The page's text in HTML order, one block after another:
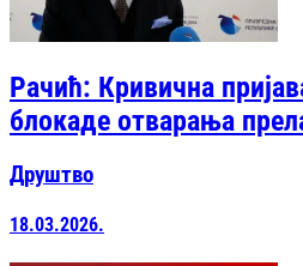
Рачић: Кривична
блокаде отварања
Друштво
18.03.2026.